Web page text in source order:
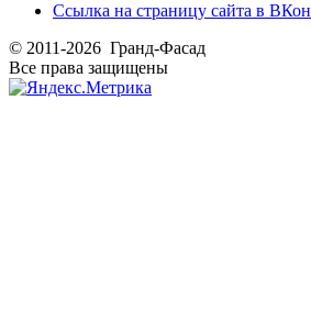
Ссылка на страницу сайта в
© 2011-2026 Гранд-Фасад
Все права защищены